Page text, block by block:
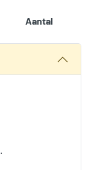
Aantal